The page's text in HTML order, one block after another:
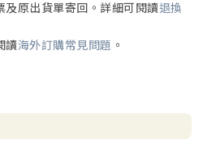
及原出貨單寄回。詳細可閱讀退換
讀海外訂購常見問題 。